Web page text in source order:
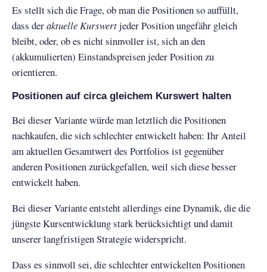
Es stellt sich die Frage, ob man die Positionen so auffüllt,
dass deraktuelle Kurswertjeder Position ungefähr gleich
bleibt, oder, ob es nicht sinnvoller ist, sich an den
(akkumulierten) Einstandspreisen jeder Position zu
orientieren.
Positionen auf circa gleichem Kurswert halten
Bei dieser Variante würde man letztlich die Positionen
nachkaufen, die sich schlechter entwickelt haben: Ihr Anteil
am aktuellen Gesamtwert des Portfolios ist gegenüber
anderen Positionen zurückgefallen, weil sich diese besser
entwickelt haben.
Bei dieser Variante entsteht allerdings eine Dynamik, die die
jüngste Kursentwicklung stark berücksichtigt und damit
unserer langfristigen Strategie widerspricht.
Dass es sinnvoll sei, die schlechter entwickelten Positionen